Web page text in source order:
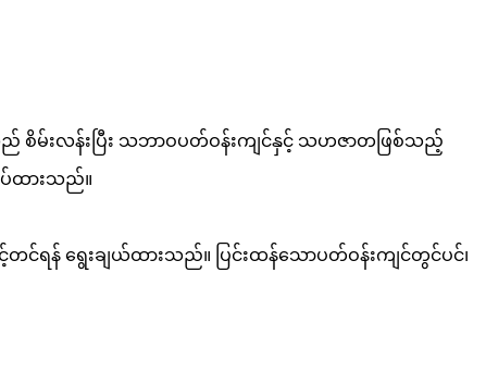
သည် စိမ်းလန်းပြီး သဘာဝပတ်ဝန်းကျင်နှင့် သဟဇာတဖြစ်သည့်
ပ်ထားသည်။
ရန် ရွေးချယ်ထားသည်။ ပြင်းထန်သောပတ်ဝန်းကျင်တွင်ပင်၊